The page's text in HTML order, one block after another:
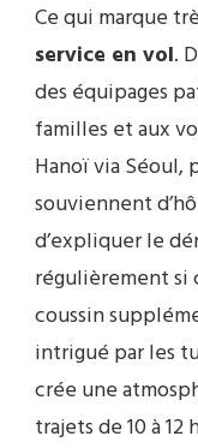
Ce qui marque
service en vol.
des équipages
familles et aux
Hanoï via Séoul,
souviennent
d’expliquer le
régulièrement si
coussin
intrigué par les
crée une
trajets de 10 à 12